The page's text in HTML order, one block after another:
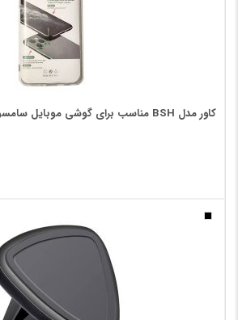
کاور مدل BSH مناسب برای گوشی موبایل سامسونگ Galaxy A21S